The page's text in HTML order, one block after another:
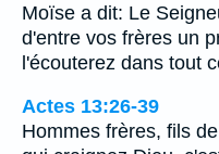
Moïse a dit: Le
d'entre vos frères un
l'écouterez dans tout
Actes 13:26-39
Hommes frères, fils